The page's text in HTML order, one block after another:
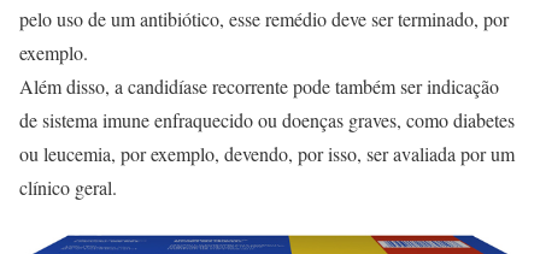
pelo uso de um antibiótico, esse remédio deve ser terminado, por
exemplo.
Além disso, a candidíase recorrente pode também ser indicação
de sistema imune enfraquecido ou doenças graves, como diabetes
ou leucemia, por exemplo, devendo, por isso, ser avaliada por um
clínico geral.